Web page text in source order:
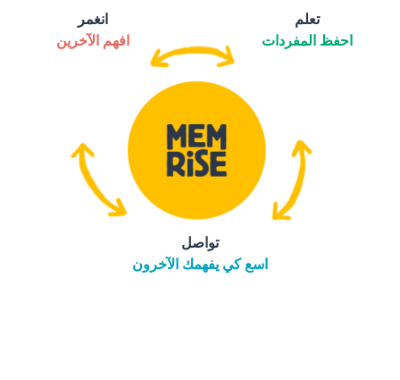
تعلم
احفظ المفردات
انغمر
افهم الآخرين
تواصل
اسع كي يفهمك الآخرون